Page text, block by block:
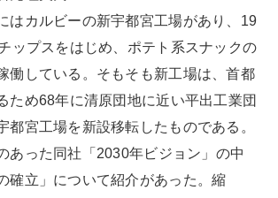
はカルビーの新宇都宮工場があり、19
ップスをはじめ、ポテト系スナックの
働している。そもそも新工場は、首都
ため68年に清原団地に近い平出工業団
都宮工場を新設移転したものである。
あった同社「2030年ビジョン」の中
確立」について紹介があった。縮